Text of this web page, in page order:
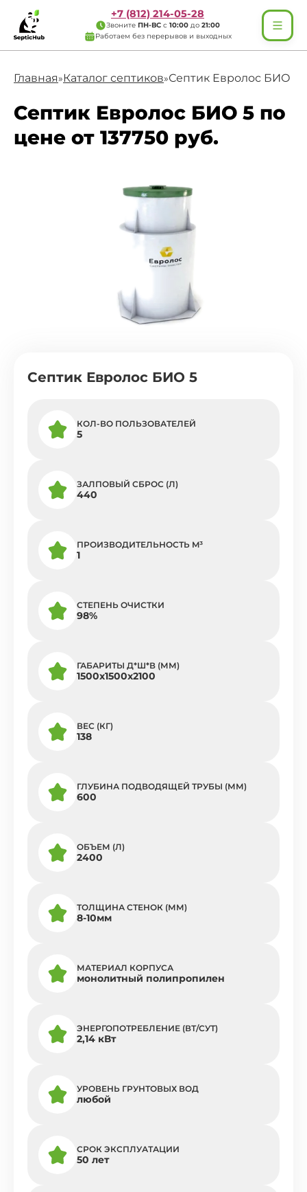
+7 (812) 214-05-28
Звоните ПН-ВС с 10:00 до 21:00
Работаем без перерывов и выходных
Главная»Каталог септиков»Септик Евролос БИО 5
Септик Евролос БИО 5 по
цене от 137750 руб.
Септик Евролос БИО 5
КОЛ-ВО ПОЛЬЗОВАТЕЛЕЙ
5
ЗАЛПОВЫЙ СБРОС (Л)
440
ПРОИЗВОДИТЕЛЬНОСТЬ M³
1
СТЕПЕНЬ ОЧИСТКИ
98%
ГАБАРИТЫ Д*Ш*В (ММ)
1500х1500х2100
ВЕС (КГ)
138
ГЛУБИНА ПОДВОДЯЩЕЙ ТРУБЫ (ММ)
600
ОБЪЕМ (Л)
2400
ТОЛЩИНА СТЕНОК (ММ)
8-10мм
МАТЕРИАЛ КОРПУСА
монолитный полипропилен
ЭНЕРГОПОТРЕБЛЕНИЕ (ВТ/СУТ)
2,14 кВт
УРОВЕНЬ ГРУНТОВЫХ ВОД
любой
СРОК ЭКСПЛУАТАЦИИ
50 лет